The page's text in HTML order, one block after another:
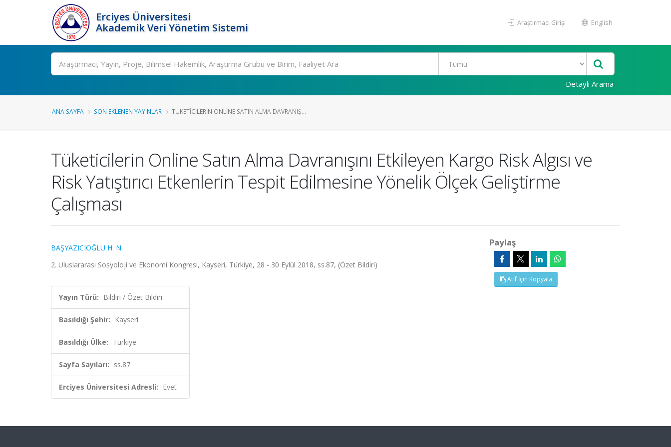
Erciyes Üniversitesi
Akademik Veri Yönetim Sistemi
Araştırmacı Girişi English
Ara
Detaylı Arama
ANA SAYFA SON EKLENEN YAYINLAR TÜKETICILERIN ONLINE SATIN ALMA DAVRANIŞ...
Tüketicilerin Online Satın Alma Davranışını Etkileyen Kargo Risk Algısı ve
Risk Yatıştırıcı Etkenlerin Tespit Edilmesine Yönelik Ölçek Geliştirme
Çalışması
BAŞYAZICIOĞLU H. N.
2. Uluslararası Sosyoloji ve Ekonomi Kongresi, Kayseri, Türkiye, 28 - 30 Eylül 2018, ss.87, (Özet Bildiri)
Yayın Türü: Bildiri / Özet Bildiri
Basıldığı Şehir: Kayseri
Basıldığı Ülke: Türkiye
Sayfa Sayıları: ss.87
Erciyes Üniversitesi Adresli: Evet
Paylaş
Atıf İçin Kopyala